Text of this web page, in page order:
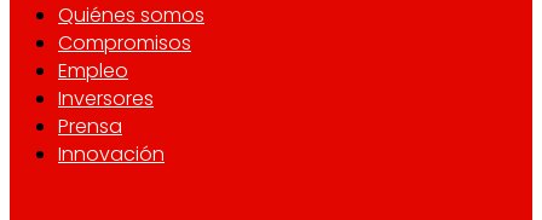
Quiénes somos
Compromisos
Empleo
Inversores
Prensa
Innovación